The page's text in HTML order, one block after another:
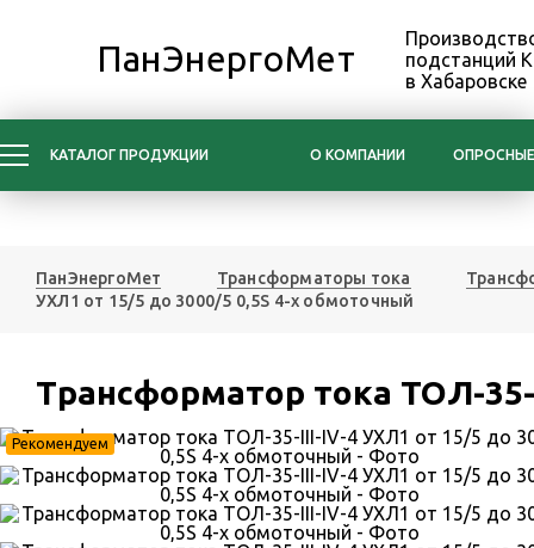
ПанЭнергоМет
подстанций
в Хабаровске
КАТАЛОГ ПРОДУКЦИИ О КОМПАНИИ
ПанЭнергоМет Трансформаторы тока
УХЛ1 от 15/5 до 3000/5 0,5S 4-х обмоточный
Трансформатор тока ТОЛ-
Рекомендуем